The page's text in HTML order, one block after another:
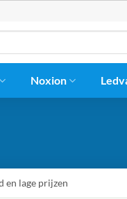
Noxion
en lage prijzen